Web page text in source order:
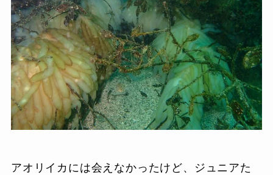
アオリイカには会えなかったけど、ジュニアた